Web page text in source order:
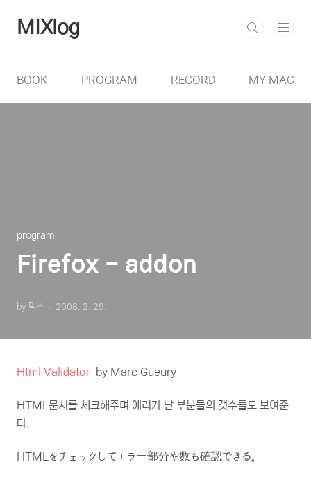
MIXlog
BOOK PROGRAM RECORD MY MAC
program
Firefox - addon
by 믹스 2008. 2. 29.
Html Validator by Marc Gueury
HTML문서를 체크해주며 에러가 난 부분들의 갯수들도 보여준
다.
HTMLをチェックしてエラー部分や数も確認できる。